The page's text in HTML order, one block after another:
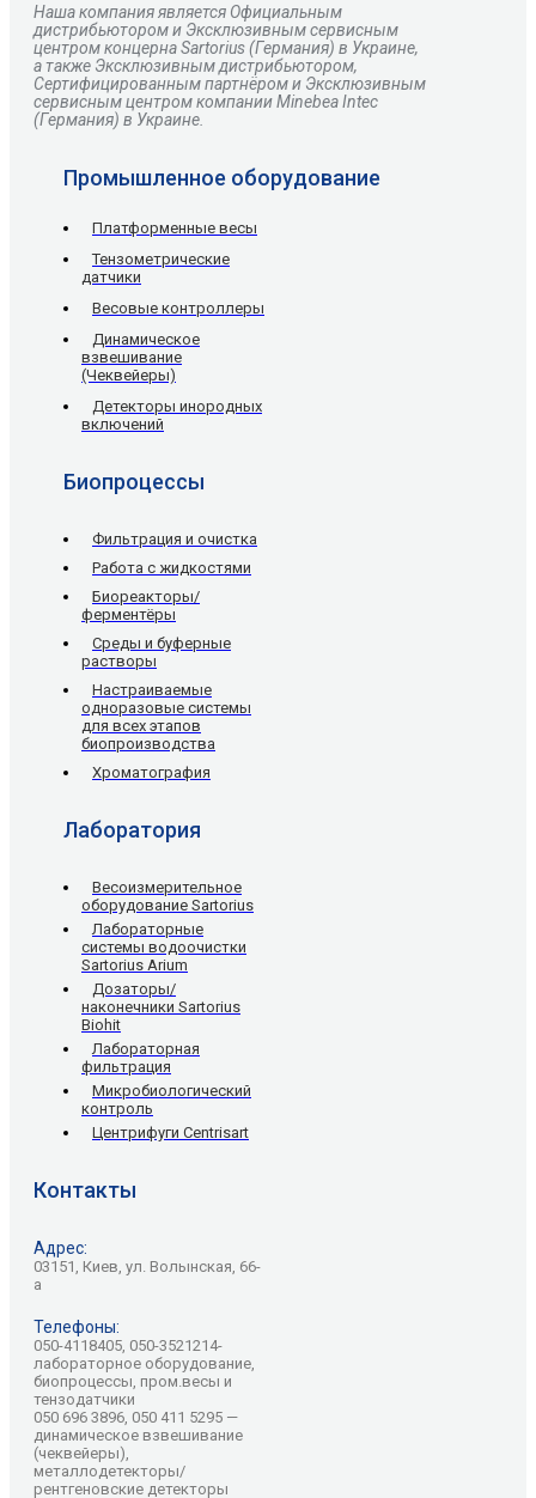
Наша компания является Официальным
дистрибьютором и Эксклюзивным сервисным
центромконцернаSartorius(Германия) в Украине,
а также Эксклюзивным дистрибьютором,
Сертифицированным партнёром и Эксклюзивным
сервисным центром компании Minebea Intec
(Германия) в Украине.
Промышленное оборудование
Платформенные весы
Тензометрические
датчики
Весовые контроллеры
Динамическое
взвешивание
(Чеквейеры)
Детекторы инородных
включений
Биопроцессы
Фильтрация и очистка
Работа с жидкостями
Биореакторы/
ферментёры
Среды и буферные
растворы
Настраиваемые
одноразовые системы
для всех этапов
биопроизводства
Хроматография
Лаборатория
Весоизмерительное
оборудование Sartorius
Лабораторные
системы водоочистки
Sartorius Arium
Дозаторы/
наконечники Sartorius
Biohit
Лабораторная
фильтрация
Микробиологический
контроль
Центрифуги Centrisart
Контакты
Адрес:
03151, Киев, ул. Волынская, 66-
а
Телефоны:
050-4118405, 050-3521214-
лабораторное оборудование,
биопроцессы, пром.весы и
тензодатчики
050 696 3896, 050 411 5295 —
динамическое взвешивание
(чеквейеры),
металлодетекторы/
рентгеновские детекторы